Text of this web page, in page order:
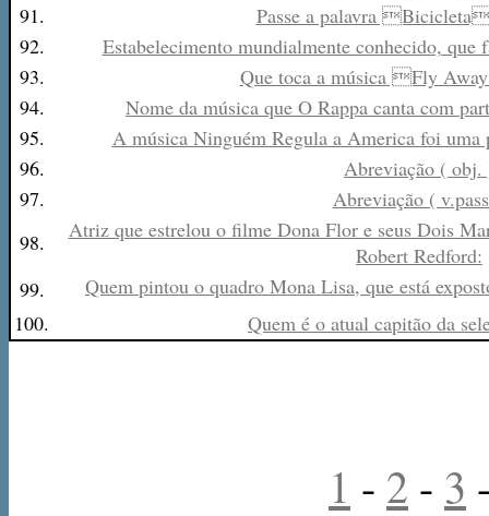
91.
Passe a palavra
92.
Estabelecimento mundialmente conhecido, que
93.
Que toca a música Fly
94.
Nome da música que O Rappa canta com
95.
A música Ninguém Regula a America foi uma
96.
Abreviação ( obj.
97.
Abreviação (
98.
Atriz que estrelou o filme Dona Flor e seus Dois
Robert Redford:
99.
Quem pintou o quadro Mona Lisa, que está
100.
Quem é o atual capitão da
1 - 2 - 3